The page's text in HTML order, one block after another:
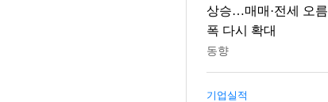
상승…매매·전세 오름
폭 다시 확대
동향
기업실적